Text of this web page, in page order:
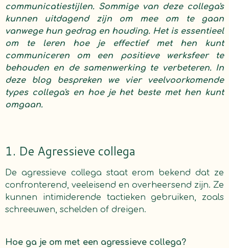
communicatiestijlen. Sommige van deze collega's
kunnen uitdagend zijn om mee om te gaan
vanwege hun gedrag en houding. Het is essentieel
om te leren hoe je effectief met hen kunt
communiceren om een positieve werksfeer te
behouden en de samenwerking te verbeteren. In
deze blog bespreken we vier veelvoorkomende
types collega's en hoe je het beste met hen kunt
omgaan.
1. De Agressieve collega
De agressieve collega staat erom bekend dat ze
confronterend, veeleisend en overheersend zijn. Ze
kunnen intimiderende tactieken gebruiken, zoals
schreeuwen, schelden of dreigen.
Hoe ga je om met een agressieve collega?